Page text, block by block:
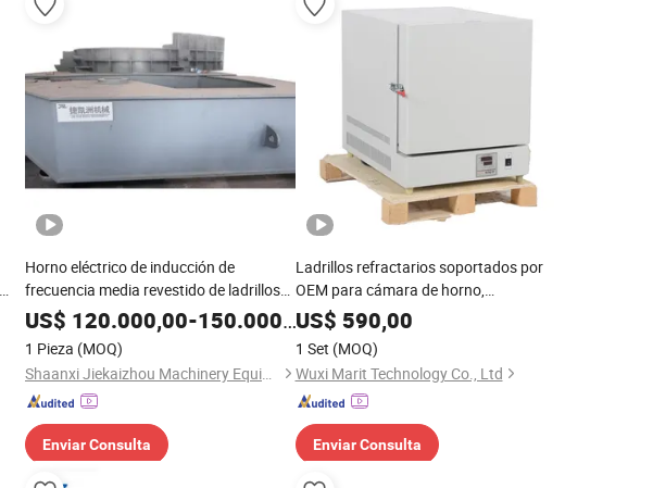
Horno eléctrico de inducción de
frecuencia media revestido de ladrillos
refractarios de marca propia para
fundición de chatarra
US$ 120.000,00-150.000,00
1 Pieza (MOQ)
Shaanxi Jiekaizhou Machinery Equipment Co., Ltd.
Enviar Consulta
Ladrillos refractarios soportados por
OEM para cámara de horno,
tratamiento térmico industrial, horno de
mufla
US$ 590,00
1 Set (MOQ)
Wuxi Marit Technology Co., Ltd
Enviar Consulta